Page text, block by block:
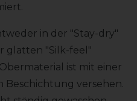
in der "Stay-dry"
glatten "Silk-feel"
ist mit einer
Beschichtung versehen.